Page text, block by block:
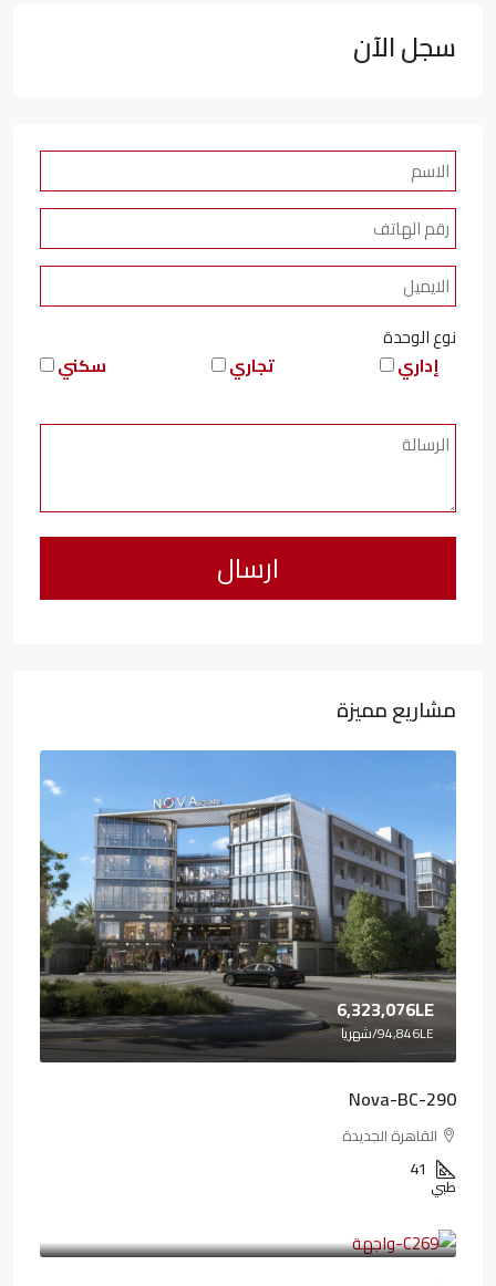
سجل الآن
نوع الوحدة
سكني
تجاري إداري
مشاريع مميزة
6,323,076LE
94,846LE/شهريا
Nova-BC-290
القاهرة الجديدة
41
طبي
4,402,000LE